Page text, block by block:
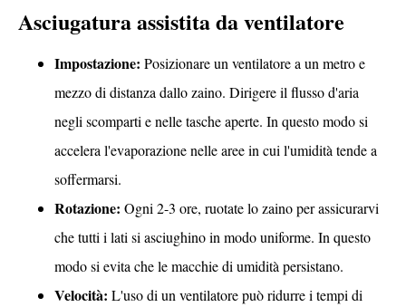
Asciugatura assistita da ventilatore
Impostazione: Posizionare un ventilatore a un metro e
mezzo di distanza dallo zaino. Dirigere il flusso d'aria
negli scomparti e nelle tasche aperte. In questo modo si
accelera l'evaporazione nelle aree in cui l'umidità tende a
soffermarsi.
Rotazione: Ogni 2-3 ore, ruotate lo zaino per assicurarvi
che tutti i lati si asciughino in modo uniforme. In questo
modo si evita che le macchie di umidità persistano.
Velocità: L'uso di un ventilatore può ridurre i tempi di